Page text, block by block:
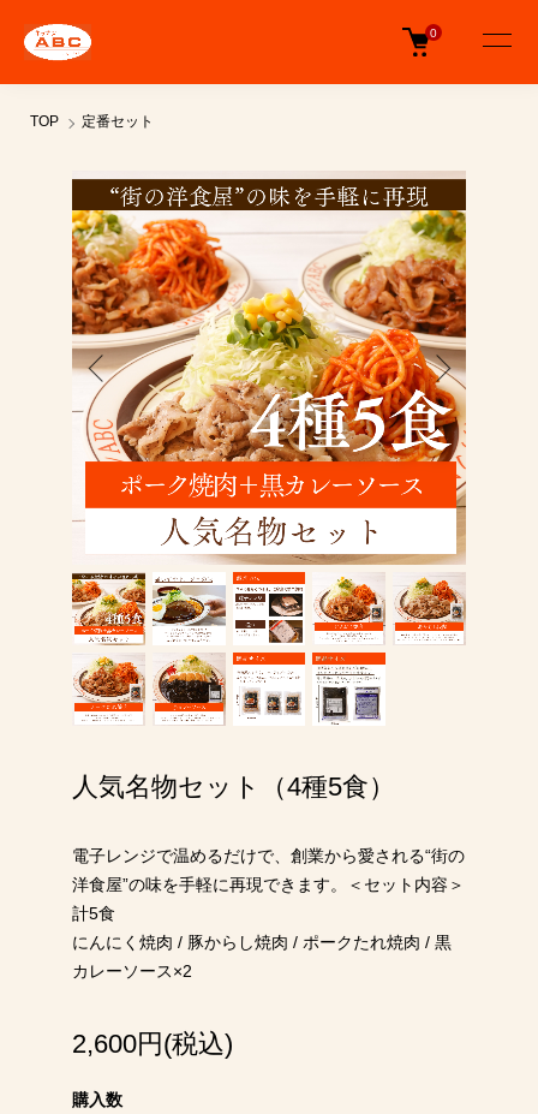
0
TOP 定番セット
人気名物セット（4種5食）
電子レンジで温めるだけで、創業から愛される“街の
洋食屋”の味を手軽に再現できます。＜セット内容＞
計5食
にんにく焼肉 / 豚からし焼肉 / ポークたれ焼肉 / 黒
カレーソース×2
2,600円(税込)
購入数